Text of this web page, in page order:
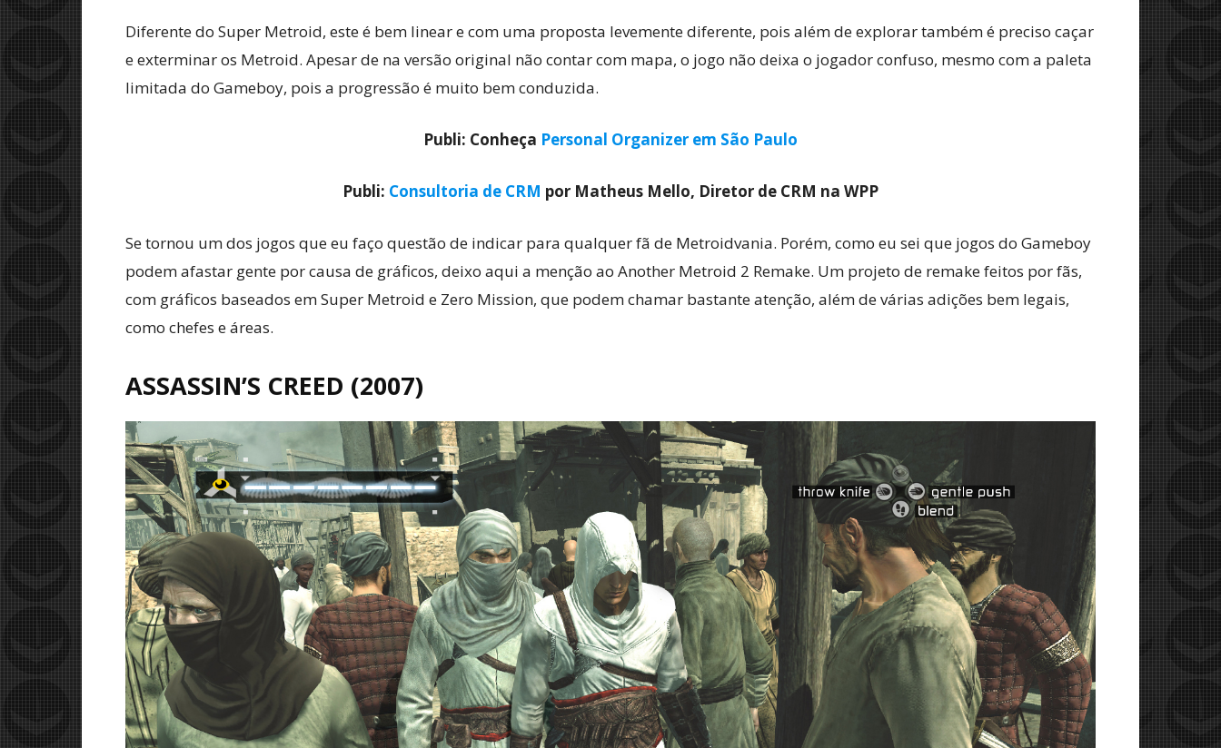
Diferente do Super Metroid, este é bem linear e com uma proposta levemente diferente, pois além de explorar também é preciso caçar
e exterminar os Metroid. Apesar de na versão original não contar com mapa, o jogo não deixa o jogador confuso, mesmo com a paleta
limitada do Gameboy, pois a progressão é muito bem conduzida.
Publi: Conheça Personal Organizer em São Paulo
Publi: Consultoria de CRM por Matheus Mello, Diretor de CRM na WPP
Se tornou um dos jogos que eu faço questão de indicar para qualquer fã de Metroidvania. Porém, como eu sei que jogos do Gameboy
podem afastar gente por causa de gráficos, deixo aqui a menção ao Another Metroid 2 Remake. Um projeto de remake feitos por fãs,
com gráficos baseados em Super Metroid e Zero Mission, que podem chamar bastante atenção, além de várias adições bem legais,
como chefes e áreas.
ASSASSIN’S CREED (2007)